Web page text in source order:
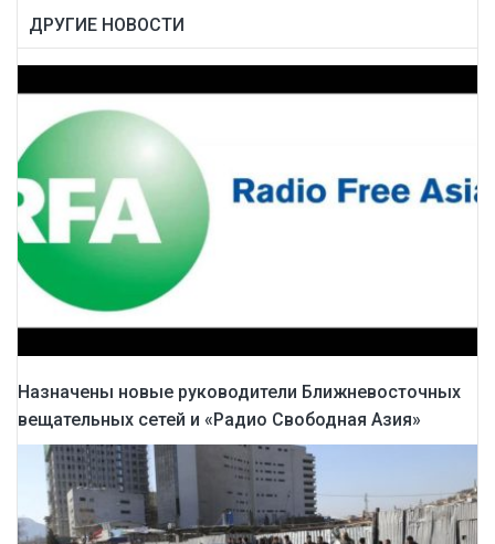
ДРУГИЕ НОВОСТИ
Назначены новые руководители Ближневосточных
вещательных сетей и «Радио Свободная Азия»